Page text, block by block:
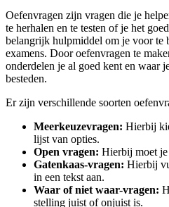
Oefenvragen zijn vragen die je
te herhalen en te testen of je het
belangrijk hulpmiddel om je voor te
examens. Door oefenvragen te
onderdelen je al goed kent en waar
besteden.
Er zijn verschillende soorten
Meerkeuzevragen: Hierbij
lijst van opties.
Open vragen: Hierbij moet
Gatenkaas-vragen: Hierbij
in een tekst aan.
Waar of niet waar-vragen:
stelling juist of onjuist is.